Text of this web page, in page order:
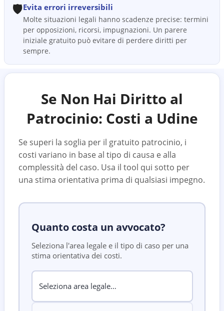
🛡️Evita errori irreversibili
Molte situazioni legali hanno scadenze precise: termini
per opposizioni, ricorsi, impugnazioni. Un parere
iniziale gratuito può evitare di perdere diritti per
sempre.
Se Non Hai Diritto al
Patrocinio: Costi a Udine
Se superi la soglia per il gratuito patrocinio, i
costi variano in base al tipo di causa e alla
complessità del caso. Usa il tool qui sotto per
una stima orientativa prima di qualsiasi impegno.
Quanto costa un avvocato?
Seleziona l'area legale e il tipo di caso per una
stima orientativa dei costi.